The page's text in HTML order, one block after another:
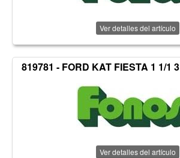
Ver detalles del artículo
819781 - FORD KAT FIESTA 1 1/1 3
Ver detalles del artículo